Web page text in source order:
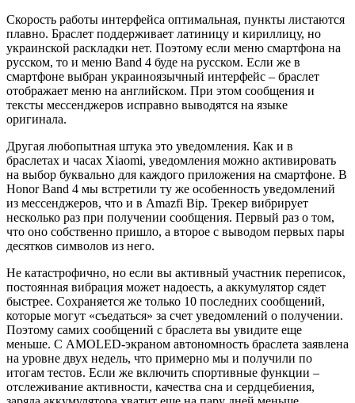
Скорость работы интерфейса оптимальная, пункты листаются
плавно. Браслет поддерживает латиницу и кириллицу, но
украинской раскладки нет. Поэтому если меню смартфона на
русском, то и меню Band 4 буде на русском. Если же в
смартфоне выбран украиноязычный интерфейс – браслет
отображает меню на английском. При этом сообщения и
тексты мессенджеров исправно выводятся на языке
оригинала.
Другая любопытная штука это уведомления. Как и в
браслетах и часах Xiaomi, уведомления можно активировать
на выбор буквально для каждого приложения на смартфоне. В
Honor Band 4 мы встретили ту же особенность уведомлений
из мессенджеров, что и в Amazfi Bip. Трекер вибрирует
несколько раз при получении сообщения. Первый раз о том,
что оно собственно пришло, а второе с выводом первых пары
десятков символов из него.
Не катастрофично, но если вы активный участник переписок,
постоянная вибрация может надоесть, а аккумулятор сядет
быстрее. Сохраняется же только 10 последних сообщений,
которые могут «съедаться» за счет уведомлений о получении.
Поэтому самих сообщений с браслета вы увидите еще
меньше. С AMOLED-экраном автономность браслета заявлена
на уровне двух недель, что примерно мы и получили по
итогам тестов. Если же включить спортивные функции –
отслеживание активности, качества сна и сердцебиения,